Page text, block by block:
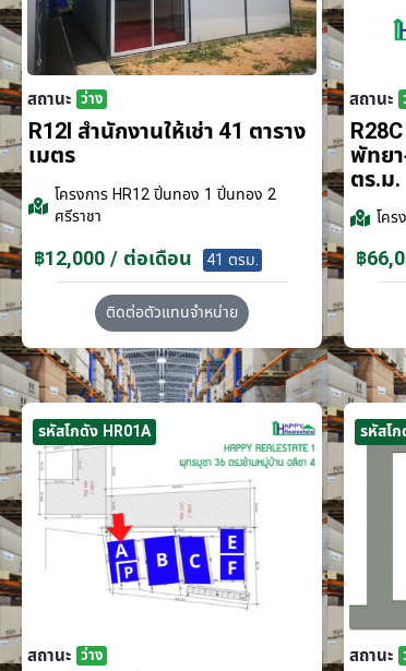
สถานะ ว่าง
R12I สำนักงานให้เช่า 41 ตาราง
เมตร
โครงการHR12 ปิ่นทอง 1 ปิ่นทอง 2
ศรีราชา
฿12,000 / ต่อเดือน 41 ตรม.
ติดต่อตัวแทนจำหน่าย
สถานะ
พัทย
ตร.ม.
โคร
฿
รหัสโกดัง HR01A
สถานะ ว่าง
รหัสโ
สถานะ